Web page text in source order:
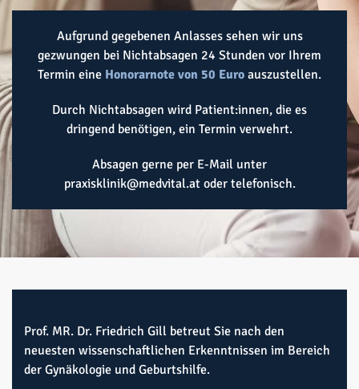
Aufgrund gegebenen Anlasses sehen wir uns
gezwungen bei Nichtabsagen 24 Stunden vor Ihrem
Termin eine Honorarnote von 50 Euro auszustellen.
Durch Nichtabsagen wird Patient:innen, die es
dringend benötigen, ein Termin verwehrt.
Absagen gerne per E-Mail unter
praxisklinik@medvital.atoder telefonisch.
Prof. MR. Dr. Friedrich Gill betreut Sie nach den
neuesten wissenschaftlichen Erkenntnissen im Bereich
der Gynäkologie und Geburtshilfe.